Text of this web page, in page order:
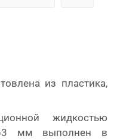
жидкостью
мм выполнен в